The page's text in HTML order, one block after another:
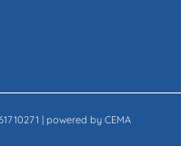
| powered by CEMA